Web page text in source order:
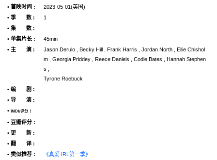
• 首映时间 :
2023-05-01(英国)
• 季 数 :
1
• 集 数 :
• 单集片长 :
45min
• 主 演 :
Jason Derulo , Becky Hill , Frank Harris , Jordan North , Ellie Chishol
m , Georgia Priddey , Reece Daniels , Codie Bates , Hannah Stephen
s ,
Tyrone Roebuck
• 编 剧 :
• 导 演 :
•
IMDb评分 :
• 豆瓣评分 :
• 更 新 :
• 翻 译 :
• 类似推荐 :
《真爱 IRL第一季》